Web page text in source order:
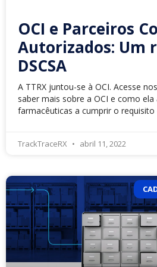
OCI e Parceiros
Autorizados: Um
DSCSA
A TTRX juntou-se à OCI. Acesse
saber mais sobre a OCI e como
farmacêuticas a cumprir o requisito
TrackTraceRX abril 11, 2022